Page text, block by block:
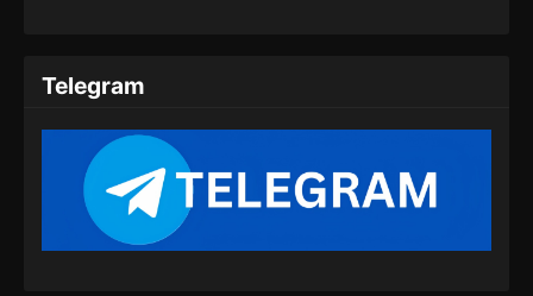
Against the Sky Supreme Episode 322
Subtitle Indonesia
Telegram